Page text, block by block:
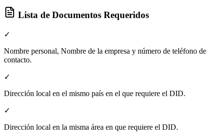
Lista de Documentos Requeridos
✓
Nombre personal, Nombre de la empresa y número de teléfono de
contacto.
✓
Dirección local en el mismo país en el que requiere el DID.
✓
Dirección local en la misma área en que requiere el DID.